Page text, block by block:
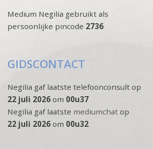
Medium Negilia gebruikt als
persoonlijke pincode 2736
GIDSCONTACT
Negilia gaf laatste telefoonconsult op
22 juli 2026 om 00u37
Negilia gaf laatste mediumchat op
22 juli 2026 om 00u32